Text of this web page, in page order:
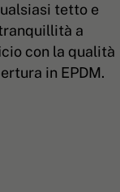
tetto e
a
con la qualità
in EPDM.